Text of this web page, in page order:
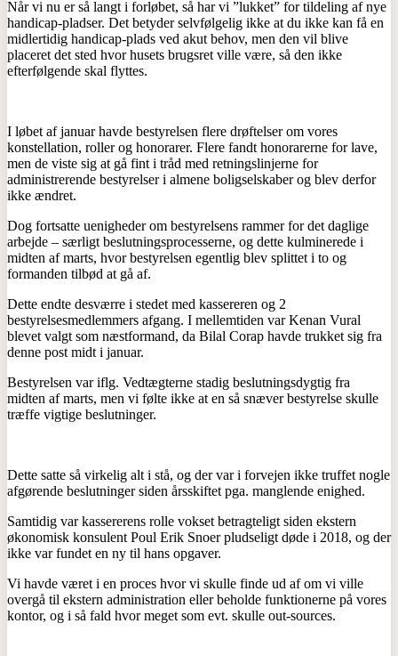
Når vi nu er så langt i forløbet, så har vi ”lukket” for tildeling af nye
handicap-pladser. Det betyder selvfølgelig ikke at du ikke kan få en
midlertidig handicap-plads ved akut behov, men den vil blive
placeret det sted hvor husets brugsret ville være, så den ikke
efterfølgende skal flyttes.
I løbet af januar havde bestyrelsen flere drøftelser om vores
konstellation, roller og honorarer. Flere fandt honorarerne for lave,
men de viste sig at gå fint i tråd med retningslinjerne for
administrerende bestyrelser i almene boligselskaber og blev derfor
ikke ændret.
Dog fortsatte uenigheder om bestyrelsens rammer for det daglige
arbejde – særligt beslutningsprocesserne, og dette kulminerede i
midten af marts, hvor bestyrelsen egentlig blev splittet i to og
formanden tilbød at gå af.
Dette endte desværre i stedet med kassereren og 2
bestyrelsesmedlemmers afgang. I mellemtiden var Kenan Vural
blevet valgt som næstformand, da Bilal Corap havde trukket sig fra
denne post midt i januar.
Bestyrelsen var iflg. Vedtægterne stadig beslutningsdygtig fra
midten af marts, men vi følte ikke at en så snæver bestyrelse skulle
træffe vigtige beslutninger.
Dette satte så virkelig alt i stå, og der var i forvejen ikke truffet nogle
afgørende beslutninger siden årsskiftet pga. manglende enighed.
Samtidig var kassererens rolle vokset betragteligt siden ekstern
økonomisk konsulent Poul Erik Snoer pludseligt døde i 2018, og der
ikke var fundet en ny til hans opgaver.
Vi havde været i en proces hvor vi skulle finde ud af om vi ville
overgå til ekstern administration eller beholde funktionerne på vores
kontor, og i så fald hvor meget som evt. skulle out-sources.